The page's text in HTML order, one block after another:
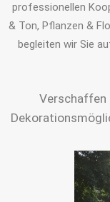
professionellen
& Ton, Pflanzen &
begleiten wir Sie
Verschaffen